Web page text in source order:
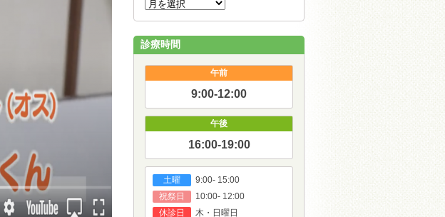
診療時間
午前
9:00-12:00
午後
16:00-19:00
土曜
9:00- 15:00
祝祭日
10:00- 12:00
休診日
木・日曜日